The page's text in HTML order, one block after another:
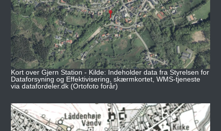
Kort over Gjern Station - Kilde: Indeholder data fra Styrelsen for
Dataforsyning og Effektivisering, skærmkortet, WMS-tjeneste
via datafordeler.dk (Ortofoto forår)